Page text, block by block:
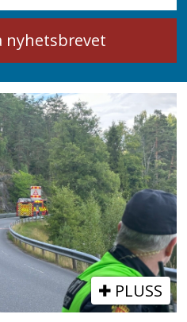
PLUSS